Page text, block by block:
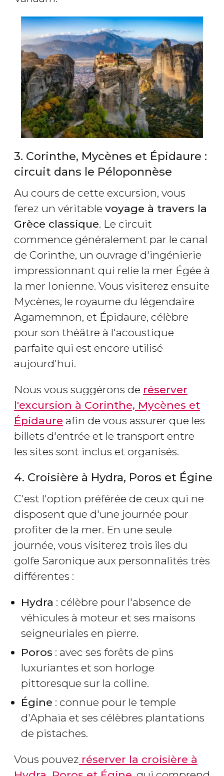
3. Corinthe, Mycènes et Épidaure :
circuit dans le Péloponnèse
Au cours de cette excursion, vous
ferez un véritable voyage à travers la
Grèce classique. Le circuit
commence généralement par le canal
de Corinthe, un ouvrage d'ingénierie
impressionnant qui relie la mer Égée à
la mer Ionienne. Vous visiterez ensuite
Mycènes, le royaume du légendaire
Agamemnon, et Épidaure, célèbre
pour son théâtre à l'acoustique
parfaite qui est encore utilisé
aujourd'hui.
Nous vous suggérons de réserver
l'excursion à Corinthe, Mycènes et
Épidaure afin de vous assurer que les
billets d'entrée et le transport entre
les sites sont inclus et organisés.
4. Croisière à Hydra, Poros et Égine
C'est l'option préférée de ceux qui ne
disposent que d'une journée pour
profiter de la mer. En une seule
journée, vous visiterez trois îles du
golfe Saronique aux personnalités très
différentes :
Hydra : célèbre pour l'absence de
véhicules à moteur et ses maisons
seigneuriales en pierre.
Poros : avec ses forêts de pins
luxuriantes et son horloge
pittoresque sur la colline.
Égine : connue pour le temple
d'Aphaïa et ses célèbres plantations
de pistaches.
Vous pouvez réserver la croisière à